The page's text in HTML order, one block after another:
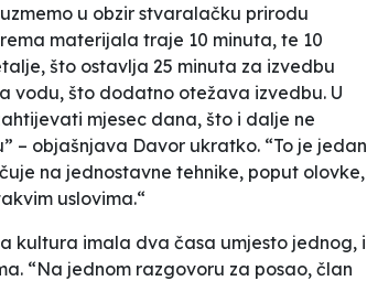
u obzir stvaralačku prirodu
materijala traje 10 minuta, te 10
što ostavlja 25 minuta za izvedbu
vodu, što dodatno otežava izvedbu. U
mjesec dana, što i dalje ne
– objašnjava Davor ukratko. “To je jedan
na jednostavne tehnike, poput olovke,
uslovima.“
kultura imala dva časa umjesto jednog, i
“Na jednom razgovoru za posao, član